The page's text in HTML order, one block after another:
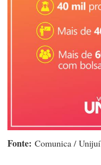
Fonte: Comunica / Unijuí